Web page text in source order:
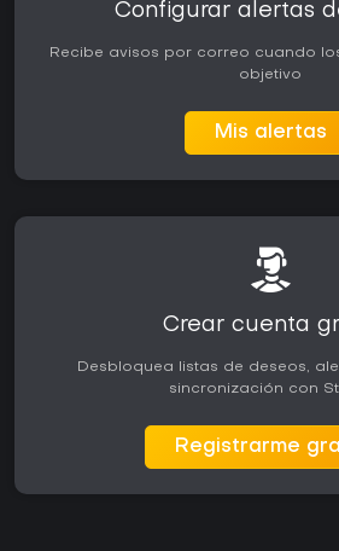
Configurar alertas
Recibe avisos por correo cuando
objetivo
Mis alertas
Crear cuenta
Desbloquea listas de deseos,
sincronización con
Registrarme